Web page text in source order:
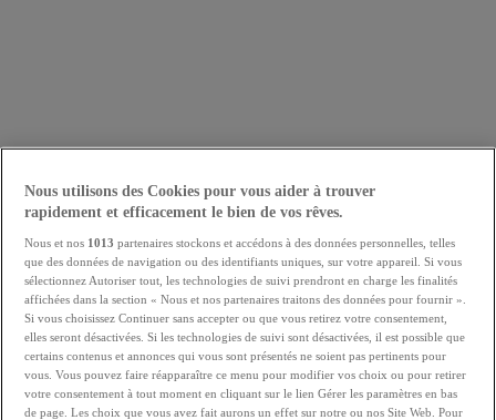
Nous utilisons des Cookies pour vous aider à trouver
rapidement et efficacement le bien de vos rêves.
Nous et nos 1013 partenaires stockons et accédons à des données personnelles, telles
que des données de navigation ou des identifiants uniques, sur votre appareil. Si vous
sélectionnez Autoriser tout, les technologies de suivi prendront en charge les finalités
affichées dans la section « Nous et nos partenaires traitons des données pour fournir ».
Si vous choisissez Continuer sans accepter ou que vous retirez votre consentement,
elles seront désactivées. Si les technologies de suivi sont désactivées, il est possible que
certains contenus et annonces qui vous sont présentés ne soient pas pertinents pour
vous. Vous pouvez faire réapparaître ce menu pour modifier vos choix ou pour retirer
votre consentement à tout moment en cliquant sur le lien Gérer les paramètres en bas
de page. Les choix que vous avez fait aurons un effet sur notre ou nos Site Web. Pour